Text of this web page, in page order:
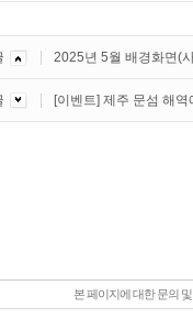
2025년 5월 배경화면(
[이벤트] 제주 문섬 해
본 페이지에 대한 문의